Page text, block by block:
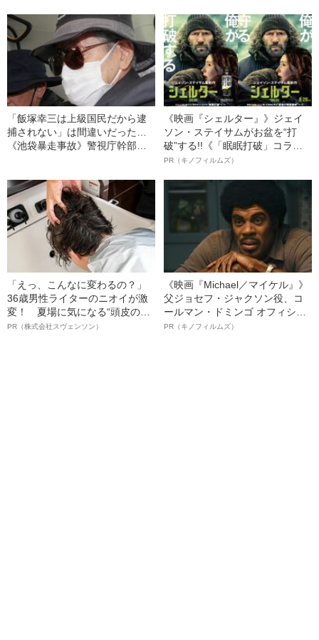
感じる“外国人差別”のリアル
の長男が直面した「加害者家族
への暴力」
「飯塚幸三は上級国民だから逮
捕されない」は間違いだった…
《池袋暴走事故》警視庁幹部が
《映画『シェルター』》ジェイ
ソン・ステイサムがお盆を“打
破”する!!《「眠眠打破」コラ
ボ》
PR（キノフィルムズ）
「えっ、こんなに変わるの？」
36歳男性ライターのニオイが激
変！ 夏場に気になる“頭皮のニ
オイ”や“ベタつき”を解消す
PR（株式会社スヴェンソン）
《映画『Michael／マイケル』》
父ジョセフ・ジャクソン役、コ
ールマン・ドミンゴ オフィシャ
ルインタビュー“観客を魅了した
PR（キノフィルムズ）